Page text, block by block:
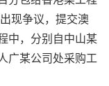
现争议，提交澳
中，分别自中山某
广某公司处采购工